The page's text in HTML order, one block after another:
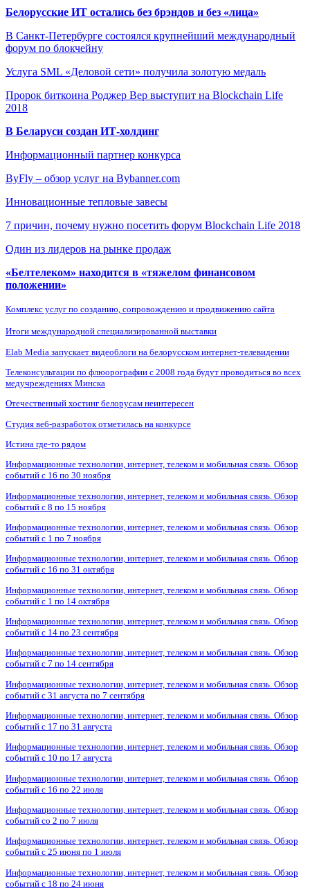
Белорусские ИТ остались без брэндов и без «лица»
В Санкт-Петербурге состоялся крупнейший международный
форум по блокчейну
Услуга SML «Деловой сети» получила золотую медаль
Пророк биткоина Роджер Вер выступит на Blockchain Life
2018
В Беларуси создан ИТ-холдинг
Информационный партнер конкурса
ByFly – обзор услуг на Bybanner.com
Инновационные тепловые завесы
7 причин, почему нужно посетить форум Blockchain Life 2018
Один из лидеров на рынке продаж
«Белтелеком» находится в «тяжелом финансовом
положении»
Комплекс услуг по созданию, сопровождению и продвижению сайта
Итоги международной специализированной выставки
Elab Media запускает видеоблоги на белорусском интернет-телевидении
Телеконсультации по флюорографии с 2008 года будут проводиться во всех
медучреждениях Минска
Отечественный хостинг белорусам неинтересен
Студия веб-разработок отметилась на конкурсе
Истина где-то рядом
Информационные технологии, интернет, телеком и мобильная связь. Обзор
событий с 16 по 30 ноября
Информационные технологии, интернет, телеком и мобильная связь. Обзор
событий с 8 по 15 ноября
Информационные технологии, интернет, телеком и мобильная связь. Обзор
событий с 1 по 7 ноября
Информационные технологии, интернет, телеком и мобильная связь. Обзор
событий с 16 по 31 октября
Информационные технологии, интернет, телеком и мобильная связь. Обзор
событий с 1 по 14 октября
Информационные технологии, интернет, телеком и мобильная связь. Обзор
событий с 14 по 23 сентября
Информационные технологии, интернет, телеком и мобильная связь. Обзор
событий с 7 по 14 сентября
Информационные технологии, интернет, телеком и мобильная связь. Обзор
событий с 31 августа по 7 сентября
Информационные технологии, интернет, телеком и мобильная связь. Обзор
событий с 17 по 31 августа
Информационные технологии, интернет, телеком и мобильная связь. Обзор
событий с 10 по 17 августа
Информационные технологии, интернет, телеком и мобильная связь. Обзор
событий с 16 по 22 июля
Информационные технологии, интернет, телеком и мобильная связь. Обзор
событий со 2 по 7 июля
Информационные технологии, интернет, телеком и мобильная связь. Обзор
событий с 25 июня по 1 июля
Информационные технологии, интернет, телеком и мобильная связь. Обзор
событий с 18 по 24 июня